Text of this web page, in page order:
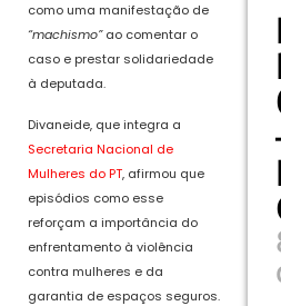
como uma manifestação de
“machismo”ao comentar o
caso e prestar solidariedade
à deputada.
Divaneide, que integra a
Secretaria Nacional de
Mulheres do PT, afirmou que
episódios como esse
reforçam a importância do
enfrentamento à violência
contra mulheres e da
garantia de espaços seguros.